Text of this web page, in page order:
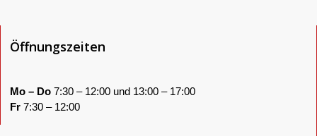
Öffnungszeiten
Mo – Do 7:30 – 12:00 und 13:00 – 17:00
Fr 7:30 – 12:00